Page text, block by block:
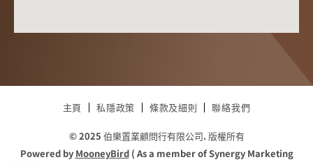
主頁 私隱政策 條款及細則 聯絡我們
© 2025 伯樂置業顧問行有限公司. 版權所有
Powered by MooneyBird( As a member of Synergy Marketing